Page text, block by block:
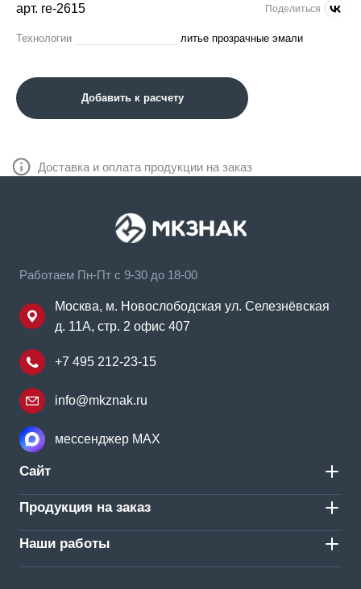
арт. re-2615 Поделиться
Технологии литье прозрачные эмали
Добавить к расчету
Доставка и оплата продукции на заказ
Работаем Пн-Пт с 9-30 до 18-00
Москва, м. Новослободская ул. Селезнёвская
д. 11А, стр. 2 офис 407
+7 495 212-23-15
info@mkznak.ru
мессенджер MAX
Сайт
Продукция на заказ
Наши работы